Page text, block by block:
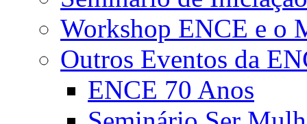
Workshop ENCE e o
Outros Eventos da
ENCE 70 Anos